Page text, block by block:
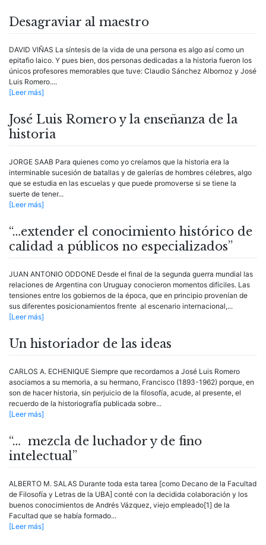
Desagraviar al maestro
DAVID VIÑAS La síntesis de la vida de una persona es algo así como un
epitafio laico. Y pues bien, dos personas dedicadas a la historia fueron los
únicos profesores memorables que tuve: Claudio Sánchez Albornoz y José
Luis Romero....
[Leer más]
José Luis Romero y la enseñanza de la
historia
JORGE SAAB Para quienes como yo creíamos que la historia era la
interminable sucesión de batallas y de galerías de hombres célebres, algo
que se estudia en las escuelas y que puede promoverse si se tiene la
suerte de tener...
[Leer más]
“…extender el conocimiento histórico de
calidad a públicos no especializados”
JUAN ANTONIO ODDONE Desde el final de la segunda guerra mundial las
relaciones de Argentina con Uruguay conocieron momentos difíciles. Las
tensiones entre los gobiernos de la época, que en principio provenían de
sus diferentes posicionamientos frente al escenario internacional,...
[Leer más]
Un historiador de las ideas
CARLOS A. ECHENIQUE Siempre que recordamos a José Luis Romero
asociamos a su memoria, a su hermano, Francisco (1893-1962) porque, en
son de hacer historia, sin perjuicio de la filosofía, acude, al presente, el
recuerdo de la historiografía publicada sobre...
[Leer más]
“… mezcla de luchador y de fino
intelectual”
ALBERTO M. SALAS Durante toda esta tarea [como Decano de la Facultad
de Filosofía y Letras de la UBA] conté con la decidida colaboración y los
buenos conocimientos de Andrés Vázquez, viejo empleado[1] de la
Facultad que se había formado...
[Leer más]